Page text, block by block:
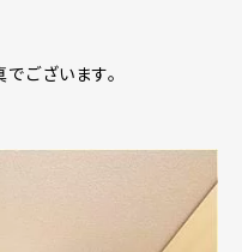
ございます。